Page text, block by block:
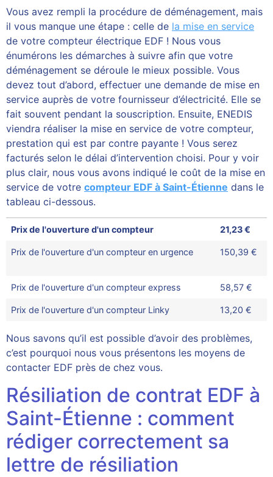
Vous avez rempli la procédure de déménagement, mais
il vous manque une étape : celle de la mise en service
de votre compteur électrique EDF ! Nous vous
énumérons les démarches à suivre afin que votre
déménagement se déroule le mieux possible. Vous
devez tout d’abord, effectuer une demande de mise en
service auprès de votre fournisseur d’électricité. Elle se
fait souvent pendant la souscription. Ensuite, ENEDIS
viendra réaliser la mise en service de votre compteur,
prestation qui est par contre payante ! Vous serez
facturés selon le délai d’intervention choisi. Pour y voir
plus clair, nous vous avons indiqué le coût de la mise en
service de votre compteur EDF à Saint-Étienne dans le
tableau ci-dessous.
Prix de l'ouverture d'un compteur 21,23 €
Prix de l'ouverture d'un compteur en urgence 150,39 €
Prix de l'ouverture d'un compteur express 58,57 €
Prix de l'ouverture d'un compteur Linky 13,20 €
Nous savons qu’il est possible d’avoir des problèmes,
c’est pourquoi nous vous présentons les moyens de
contacter EDF près de chez vous.
Résiliation de contrat EDF à
Saint-Étienne : comment
rédiger correctement sa
lettre de résiliation